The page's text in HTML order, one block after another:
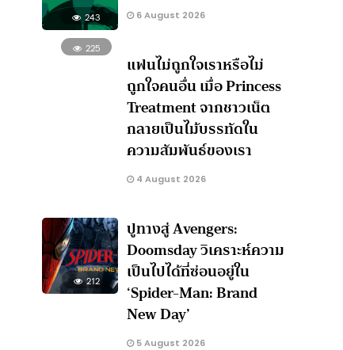
243 6 August 2026
225
แฟนไม่ถูกใจเราหรือไม่
ถูกใจคนอื่น เมื่อ Princess
Treatment จากชาวเน็ต
กลายเป็นไม้บรรทัดใน
ความสัมพันธ์ของเรา
4 August 2026
212
ปูทางสู่ Avengers:
Doomsday วิเคราะห์ความ
เป็นไปได้ที่ซ่อนอยู่ใน
‘Spider-Man: Brand
New Day’
5 August 2026